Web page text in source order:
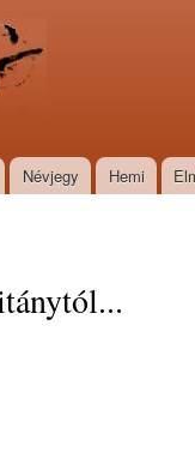
Névjegy Hemi